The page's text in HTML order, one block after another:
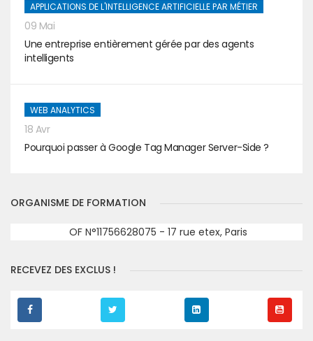
APPLICATIONS DE L'INTELLIGENCE ARTIFICIELLE PAR MÉTIER
09 Mai
Une entreprise entièrement gérée par des agents
intelligents
WEB ANALYTICS
18 Avr
Pourquoi passer à Google Tag Manager Server-Side ?
ORGANISME DE FORMATION
OF N°11756628075 - 17 rue etex, Paris
RECEVEZ DES EXCLUS !